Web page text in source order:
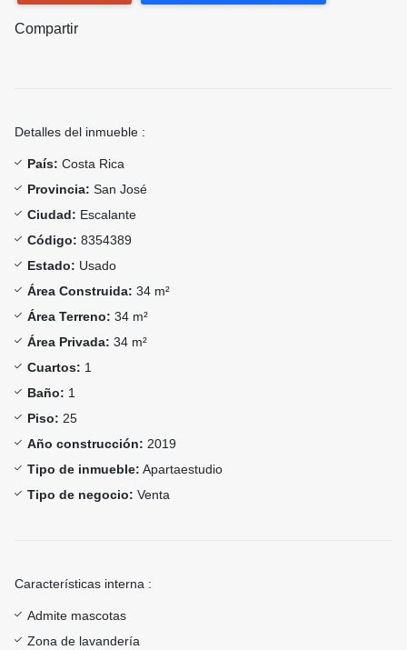
Compartir
Detalles del inmueble :
País: Costa Rica
Provincia: San José
Ciudad: Escalante
Código: 8354389
Estado: Usado
Área Construida: 34 m²
Área Terreno: 34 m²
Área Privada: 34 m²
Cuartos: 1
Baño: 1
Piso: 25
Año construcción: 2019
Tipo de inmueble: Apartaestudio
Tipo de negocio: Venta
Características interna :
Admite mascotas
Zona de lavandería